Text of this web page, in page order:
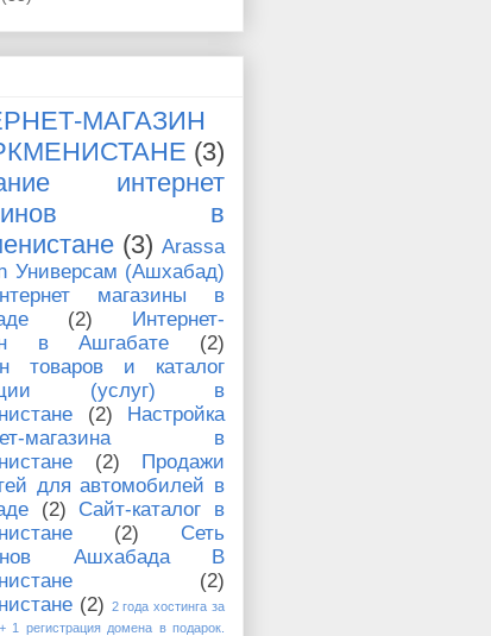
МАГАЗИН
(3)
интернет
в
(3) Arassa
Универсам (Ашхабад)
магазины в
(2)
Интернет-
в Ашгабате
(2)
товаров и каталог
(услуг) в
(2)
Настройка
магазина в
(2)
Продажи
для автомобилей в
(2)
Сайт-каталог в
(2)
Сеть
Ашхабада В
(2)
(2) 2 года хостинга за
1 регистрация домена в подарок.